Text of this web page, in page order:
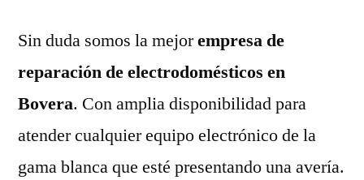
Sin duda somos la mejorempresa de
reparación de electrodomésticos en
Bovera. Con amplia disponibilidad para
atender cualquier equipo electrónico de la
gama blanca que esté presentando una avería.